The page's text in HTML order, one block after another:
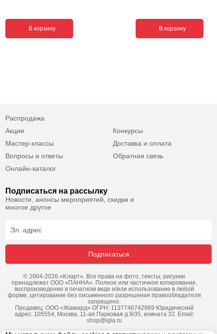
В корзину В корзину
Подписаться на рассылку
Новости, анонсы мероприятий, скидки и
многое другое
Подписаться
Распродажа
Акции
Мастер-классы
Вопросы и ответы
Онлайн-каталог
Конкурсы
Доставка и оплата
Обратная связь
© 2004-2026 «Kларт». Все права на фото, тексты, рисунки
принадлежат ООО «ПАННА». Полное или частичное копирование,
воспроизведение в печатном виде и/или использование в любой
форме, цитирование без письменного разрешения правообладателя
запрещено.
Продавец: ООО «Жаккард» ОГРН: 1137746742869 Юридический
адрес: 105554, Москва, 11-ая Парковая д.9/35, комната 32. Email:
shop@igla.ru